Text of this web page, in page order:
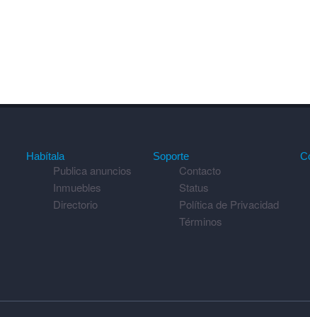
Habítala
Publica anuncios
Inmuebles
Directorio
Soporte
Contacto
Status
Política de Privacidad
Términos